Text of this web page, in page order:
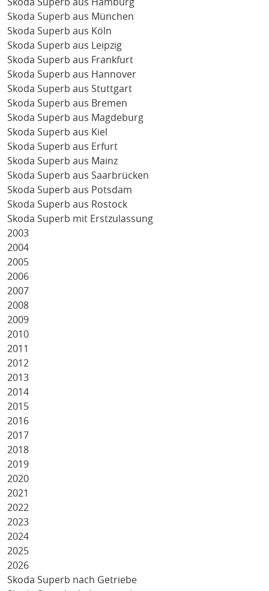
Skoda Superb aus München
Skoda Superb aus Köln
Skoda Superb aus Leipzig
Skoda Superb aus Frankfurt
Skoda Superb aus Hannover
Skoda Superb aus Stuttgart
Skoda Superb aus Bremen
Skoda Superb aus Magdeburg
Skoda Superb aus Kiel
Skoda Superb aus Erfurt
Skoda Superb aus Mainz
Skoda Superb aus Saarbrücken
Skoda Superb aus Potsdam
Skoda Superb aus Rostock
Skoda Superb mit Erstzulassung
2003
2004
2005
2006
2007
2008
2009
2010
2011
2012
2013
2014
2015
2016
2017
2018
2019
2020
2021
2022
2023
2024
2025
2026
Skoda Superb nach Getriebe